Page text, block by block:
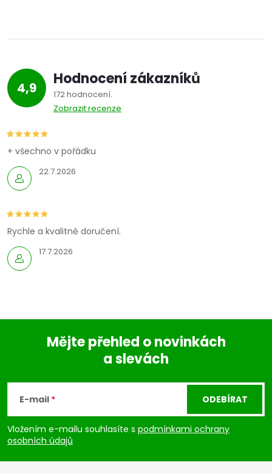
4,9 Hodnocení zákazníků
172 hodnocení
Zobrazit recenze
22.7.2026
+ všechno v pořádku
17.7.2026
Rychle a kvalitně doručení.
p
a
Mějte přehled o novinkách
a slevách
E-mail
Vložením e-mailu souhlasíte s podmínkami ochrany
osobních údajů
ODEBÍRAT